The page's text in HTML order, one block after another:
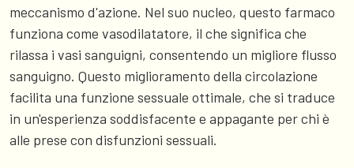
meccanismo d'azione. Nel suo nucleo, questo farmaco
funziona come vasodilatatore, il che significa che
rilassa i vasi sanguigni, consentendo un migliore flusso
sanguigno. Questo miglioramento della circolazione
facilita una funzione sessuale ottimale, che si traduce
in un'esperienza soddisfacente e appagante per chi è
alle prese con disfunzioni sessuali.